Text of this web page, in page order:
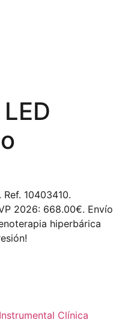
10403410.
2026: 668.00€. Envío
hiperbárica
Instrumental Clínica